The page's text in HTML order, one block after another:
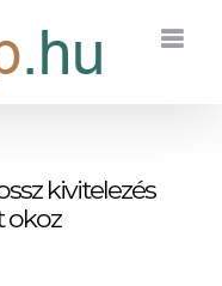
kivitelezés
okoz